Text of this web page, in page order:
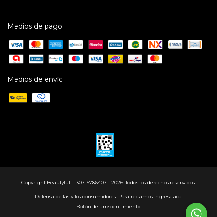
Medios de pago
Medios de envío
Copyright Beautyfull - 30715786407 - 2026. Todos los derechos reservados.
Defensa de las y los consumidores. Para reclamos ingresá acá.
Botón de arrepentimiento